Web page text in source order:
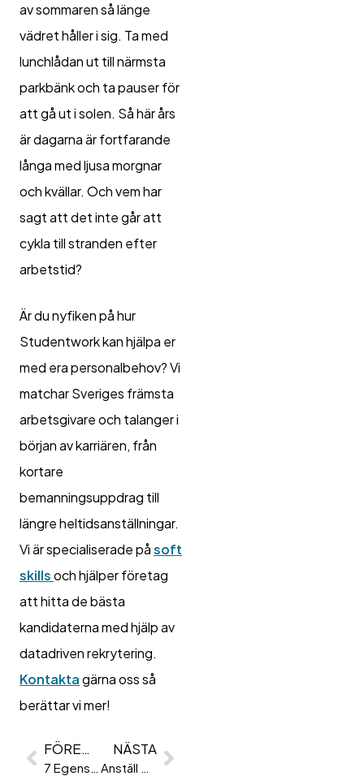
av sommaren så länge
vädret håller i sig. Ta med
lunchlådan ut till närmsta
parkbänk och ta pauser för
att gå ut i solen. Så här års
är dagarna är fortfarande
långa med ljusa morgnar
och kvällar. Och vem har
sagt att det inte går att
cykla till stranden efter
arbetstid?
Är du nyfiken på hur
Studentwork kan hjälpa er
med era personalbehov? Vi
matchar Sveriges främsta
arbetsgivare och talanger i
början av karriären, från
kortare
bemanningsuppdrag till
längre heltidsanställningar.
Vi är specialiserade påsoft
skillsoch hjälper företag
att hitta de bästa
kandidaterna med hjälp av
datadriven rekrytering.
Kontaktagärna oss så
berättar vi mer!
FÖREGÅENDE
7 Egenskaper En Medarbetare Bör Ha
NÄSTA
Anställ personligheter, utforma färdigheter